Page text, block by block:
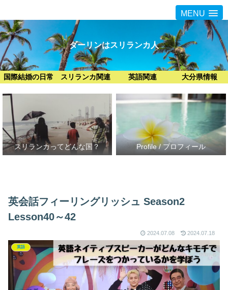
MENU
ダーリンはスリランカ人
国際結婚の日常 スリランカ関連 英語関連 大分県情報
スリランカってどんな国？ Profile / プロフィール
英会話フィーリングリッシュ Season2
Lesson40～42
2024.07.08 2024.07.18
英語